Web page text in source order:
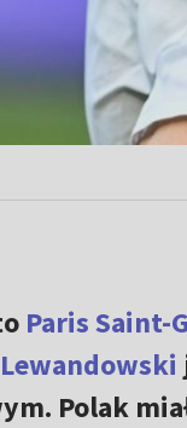
Paris Saint-
Polak